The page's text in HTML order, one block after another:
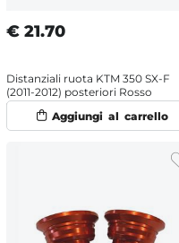
€ 21.70
Distanziali ruota KTM 350 SX-F
(2011-2012) posteriori Rosso